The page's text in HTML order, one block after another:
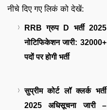
नीचे दिए गए लिकं को देखें:
RRB ग्रुप D भर्ती 2025
नोटिफिकेशन जारी: 32000+
पदों पर होगी भर्ती
सुप्रीम कोर्ट लॉ क्लर्क भर्ती
2025 अधिसूचना जारी –